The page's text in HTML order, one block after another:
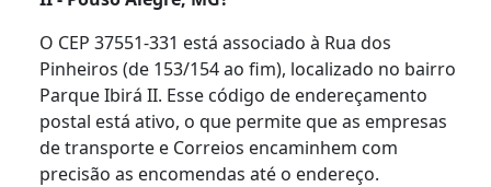
O CEP 37551-331 está associado à Rua dos
Pinheiros (de 153/154 ao fim), localizado no bairro
Parque Ibirá II. Esse código de endereçamento
postal está ativo, o que permite que as empresas
de transporte e Correios encaminhem com
precisão as encomendas até o endereço.